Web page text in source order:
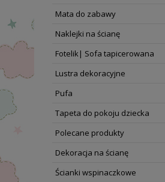
Mata do zabawy
Naklejki na ścianę
Fotelik| Sofa tapicerowana
Lustra dekoracyjne
Pufa
Tapeta do pokoju dziecka
Polecane produkty
Dekoracja na ścianę
Ścianki wspinaczkowe